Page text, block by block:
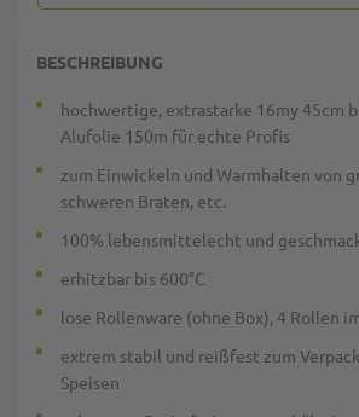
BESCHREIBUNG
hochwertige, extrastarke 16my 45cm
Alufolie 150m für echte Profis
zum Einwickeln und Warmhalten von
schweren Braten, etc.
100% lebensmittelecht und
erhitzbar bis 600°C
lose Rollenware (ohne Box), 4 Rollen
extrem stabil und reißfest zum
Speisen